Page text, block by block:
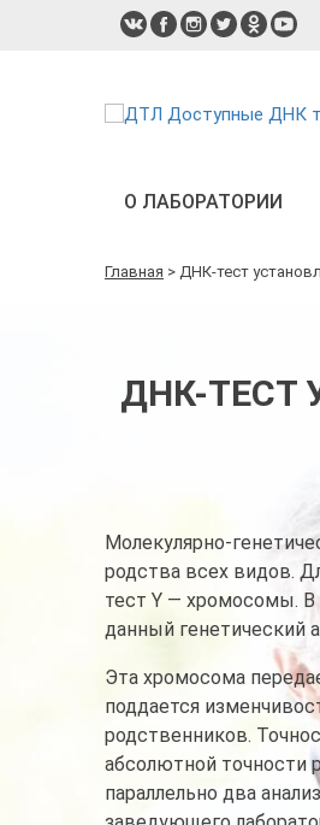
О ЛАБОРАТОРИИ
Главная > ДНК-тест
ДНК-ТЕСТ
Молекулярно-
родства всех видов.
тест Y — хромосомы. В
данный генетический
Эта хромосома
поддается
родственников.
абсолютной точности
параллельно два